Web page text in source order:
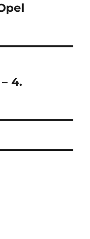
4.